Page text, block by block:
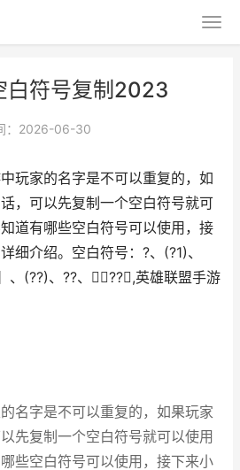
白符号复制2023
：2026-06-30
玩家的名字是不可以重复的，如
，可以先复制一个空白符号就可
道有哪些空白符号可以使用，接
细介绍。空白符号：?、(?1)、
、(??)、??、??,英雄联盟手游
名字是不可以重复的，如果玩家
先复制一个空白符号就可以使用
些空白符号可以使用，接下来小